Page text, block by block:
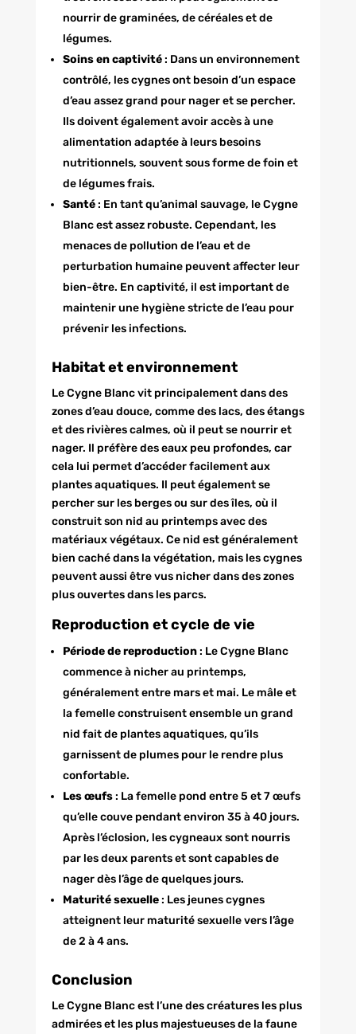
nourrir de graminées, de céréales et de
légumes.
Soins en captivité: Dans un environnement
contrôlé, les cygnes ont besoin d’un espace
d’eau assez grand pour nager et se percher.
Ils doivent également avoir accès à une
alimentation adaptée à leurs besoins
nutritionnels, souvent sous forme de foin et
de légumes frais.
Santé: En tant qu’animal sauvage, le Cygne
Blanc est assez robuste. Cependant, les
menaces de pollution de l’eau et de
perturbation humaine peuvent affecter leur
bien-être. En captivité, il est important de
maintenir une hygiène stricte de l’eau pour
prévenir les infections.
Habitat et environnement
Le Cygne Blanc vit principalement dans des
zones d’eau douce, comme des lacs, des étangs
et des rivières calmes, où il peut se nourrir et
nager. Il préfère des eaux peu profondes, car
cela lui permet d’accéder facilement aux
plantes aquatiques. Il peut également se
percher sur les berges ou sur des îles, où il
construit son nid au printemps avec des
matériaux végétaux. Ce nid est généralement
bien caché dans la végétation, mais les cygnes
peuvent aussi être vus nicher dans des zones
plus ouvertes dans les parcs.
Reproduction et cycle de vie
Période de reproduction: Le Cygne Blanc
commence à nicher au printemps,
généralement entre mars et mai. Le mâle et
la femelle construisent ensemble un grand
nid fait de plantes aquatiques, qu’ils
garnissent de plumes pour le rendre plus
confortable.
Les œufs: La femelle pond entre 5 et 7 œufs
qu’elle couve pendant environ 35 à 40 jours.
Après l’éclosion, les cygneaux sont nourris
par les deux parents et sont capables de
nager dès l’âge de quelques jours.
Maturité sexuelle: Les jeunes cygnes
atteignent leur maturité sexuelle vers l’âge
de 2 à 4 ans.
Conclusion
Le Cygne Blanc est l’une des créatures les plus
admirées et les plus majestueuses de la faune